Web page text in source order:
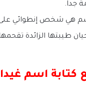
جدا.
هي شخص إنطوائي
طيبتها الزائدة
اسم